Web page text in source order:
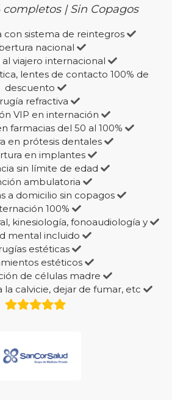
completos | Sin Copagos
con sistema de reintegros
nacional
al viajero internacional
lentes de contacto 100% de
descuento
refractiva
VIP en internación
farmacias del 50 al 100%
en prótesis dentales
en implantes
sin límite de edad
ambulatoria
a domicilio sin copagos
100%
kinesiología, fonoaudiología y
mental incluido
estéticas
estéticos
de células madre
la calvicie, dejar de fumar, etc